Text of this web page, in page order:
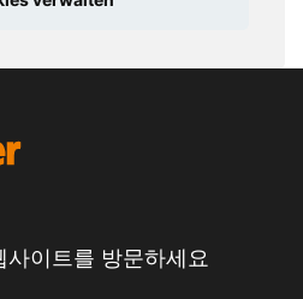
이트를 방문하세요